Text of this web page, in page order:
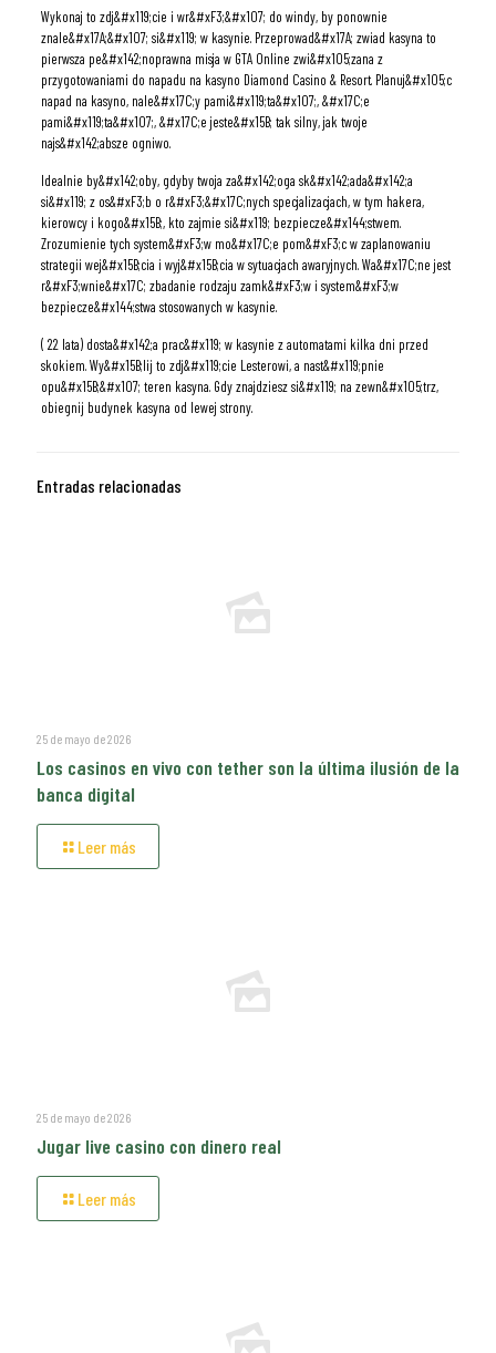
Wykonaj to zdj&#x119;cie i wr&#xF3;&#x107; do windy, by ponownie
znale&#x17A;&#x107; si&#x119; w kasynie. Przeprowad&#x17A; zwiad kasyna to
pierwsza pe&#x142;noprawna misja w GTA Online zwi&#x105;zana z
przygotowaniami do napadu na kasyno Diamond Casino & Resort. Planuj&#x105;c
napad na kasyno, nale&#x17C;y pami&#x119;ta&#x107;, &#x17C;e
pami&#x119;ta&#x107;, &#x17C;e jeste&#x15B; tak silny, jak twoje
najs&#x142;absze ogniwo.
Idealnie by&#x142;oby, gdyby twoja za&#x142;oga sk&#x142;ada&#x142;a
si&#x119; z os&#xF3;b o r&#xF3;&#x17C;nych specjalizacjach, w tym hakera,
kierowcy i kogo&#x15B;, kto zajmie si&#x119; bezpiecze&#x144;stwem.
Zrozumienie tych system&#xF3;w mo&#x17C;e pom&#xF3;c w zaplanowaniu
strategii wej&#x15B;cia i wyj&#x15B;cia w sytuacjach awaryjnych. Wa&#x17C;ne jest
r&#xF3;wnie&#x17C; zbadanie rodzaju zamk&#xF3;w i system&#xF3;w
bezpiecze&#x144;stwa stosowanych w kasynie.
( 22 lata) dosta&#x142;a prac&#x119; w kasynie z automatami kilka dni przed
skokiem. Wy&#x15B;lij to zdj&#x119;cie Lesterowi, a nast&#x119;pnie
opu&#x15B;&#x107; teren kasyna. Gdy znajdziesz si&#x119; na zewn&#x105;trz,
obiegnij budynek kasyna od lewej strony.
Entradas relacionadas
25 de mayo de 2026
Los casinos en vivo con tether son la última ilusión de la
banca digital
Leer más
25 de mayo de 2026
Jugar live casino con dinero real
Leer más